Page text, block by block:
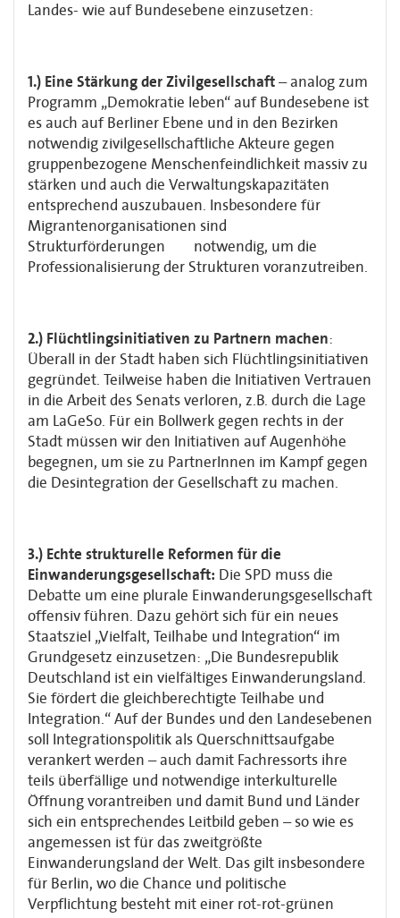
Landes- wie auf Bundesebene einzusetzen:
1.) Eine Stärkung der Zivilgesellschaft– analog zum
Programm „Demokratie leben“ auf Bundesebene ist
es auch auf Berliner Ebene und in den Bezirken
notwendig zivilgesellschaftliche Akteure gegen
gruppenbezogene Menschenfeindlichkeit massiv zu
stärken und auch die Verwaltungskapazitäten
entsprechend auszubauen. Insbesondere für
Migrantenorganisationen sind
Strukturförderungen notwendig, um die
Professionalisierung der Strukturen voranzutreiben.
2.) Flüchtlingsinitiativen zu Partnern machen:
Überall in der Stadt haben sich Flüchtlingsinitiativen
gegründet. Teilweise haben die Initiativen Vertrauen
in die Arbeit des Senats verloren, z.B. durch die Lage
am LaGeSo. Für ein Bollwerk gegen rechts in der
Stadt müssen wir den Initiativen auf Augenhöhe
begegnen, um sie zu PartnerInnen im Kampf gegen
die Desintegration der Gesellschaft zu machen.
3.) Echte strukturelle Reformen für die
Einwanderungsgesellschaft: Die SPD muss die
Debatte um eine plurale Einwanderungsgesellschaft
offensiv führen. Dazu gehört sich für ein neues
Staatsziel „Vielfalt, Teilhabe und Integration“ im
Grundgesetz einzusetzen: „Die Bundesrepublik
Deutschland ist ein vielfältiges Einwanderungsland.
Sie fördert die gleichberechtigte Teilhabe und
Integration.“ Auf der Bundes und den Landesebenen
soll Integrationspolitik als Querschnittsaufgabe
verankert werden – auch damit Fachressorts ihre
teils überfällige und notwendige interkulturelle
Öffnung vorantreiben und damit Bund und Länder
sich ein entsprechendes Leitbild geben – so wie es
angemessen ist für das zweitgrößte
Einwanderungsland der Welt. Das gilt insbesondere
für Berlin, wo die Chance und politische
Verpflichtung besteht mit einer rot-rot-grünen